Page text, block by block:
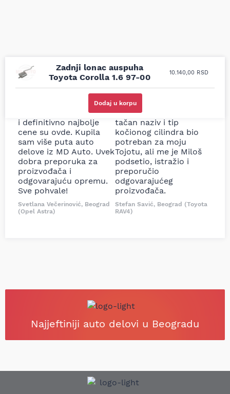
Zadnji lonac auspuha
Toyota Corolla 1.6 97-00
10.140,00 RSD
Dodaj u korpu
Uporedila sam sve
prodavnice auto delova
i definitivno najbolje
cene su ovde. Kupila
sam više puta auto
delove iz MD Auto. Uvek
dobra preporuka za
proizvođača i
odgovarajuću opremu.
Sve pohvale!
Svetlana Večerinović, Beograd
(Opel Astra)
Odlična usluga i
ljubazni prodavci.
Nisam bio siguran koji je
tačan naziv i tip
kočionog cilindra bio
potreban za moju
Tojotu, ali me je Miloš
podsetio, istražio i
preporučio
odgovarajućeg
proizvođača.
Stefan Savić, Beograd (Toyota
RAV4)
Najjeftiniji auto delovi u Beogradu